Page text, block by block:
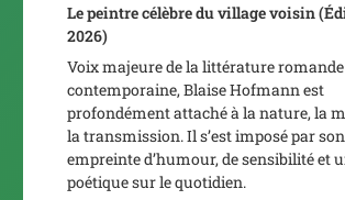
Le peintre célèbre du village voisin
2026)
Voix majeure de la littérature romande
contemporaine, Blaise Hofmann est
profondément attaché à la nature, la
la transmission. Il s’est imposé par
empreinte d’humour, de sensibilité et
poétique sur le quotidien.